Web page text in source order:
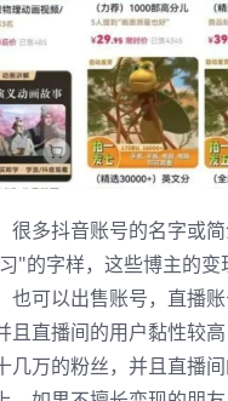
很多抖音账号的名字或
"的字样，这些博主的变
也可以出售账号，直播
且直播间的用户黏性较
几万的粉丝，并且直播